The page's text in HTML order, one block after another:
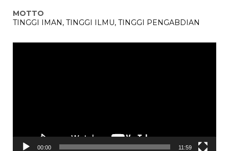
MOTTO
TINGGI IMAN, TINGGI ILMU, TINGGI PENGABDIAN
00:00 11:59